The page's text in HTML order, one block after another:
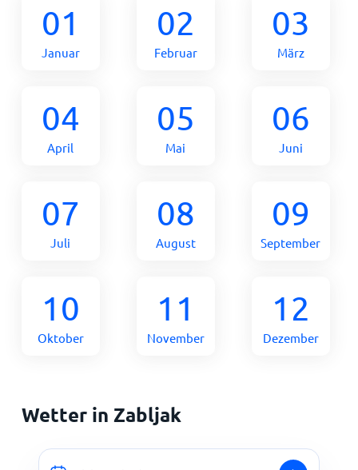
01
Januar
02
Februar
03
März
04
April
05
Mai
06
Juni
07
Juli
08
August
09
September
10
Oktober
11
November
12
Dezember
Wetter in Zabljak